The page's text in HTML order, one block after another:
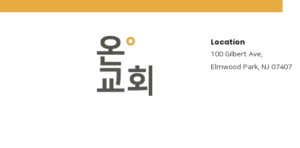
Location
100 Gilbert Ave,
Elmwood Park, NJ 07407